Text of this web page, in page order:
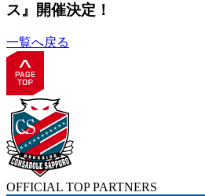
ス』開催決定！
一覧へ戻る
OFFICIAL TOP PARTNERS